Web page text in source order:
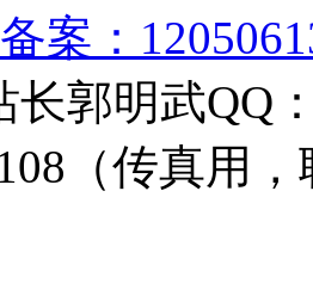
案：
郭明武QQ
（传真用